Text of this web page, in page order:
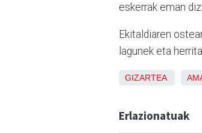
eskerrak eman
Ekitaldiaren
lagunek eta
GIZARTEA
Erlazionatuak